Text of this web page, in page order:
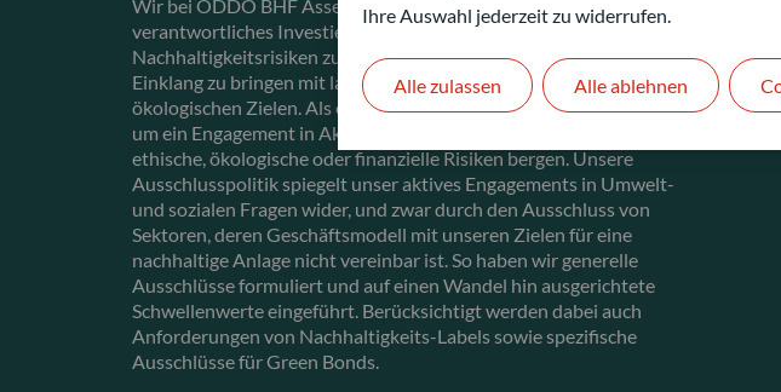
Wir bei ODDO BHF Asset Management sind überzeugt, dass
verantwortliches Investieren eines klaren Rahmens bedarf, um
Nachhaltigkeitsrisiken zu steuern und unsere Investments in
Einklang zu bringen mit langfristigen gesellschaftlichen und
ökologischen Zielen. Als eine zentrale Säule dienen Ausschlüsse,
um ein Engagement in Aktivitäten zu vermeiden, die erhebliche
ethische, ökologische oder finanzielle Risiken bergen. Unsere
Ausschlusspolitik spiegelt unser aktives Engagements in Umwelt-
und sozialen Fragen wider, und zwar durch den Ausschluss von
Sektoren, deren Geschäftsmodell mit unseren Zielen für eine
nachhaltige Anlage nicht vereinbar ist. So haben wir generelle
Ausschlüsse formuliert und auf einen Wandel hin ausgerichtete
Schwellenwerte eingeführt. Berücksichtigt werden dabei auch
Anforderungen von Nachhaltigkeits-Labels sowie spezifische
Ausschlüsse für Green Bonds.
Ihre Auswahl jederzeit zu widerrufen.
Alle ablehnen
Alle zulassen